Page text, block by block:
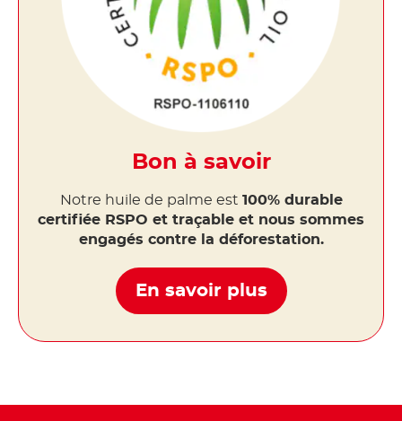
Bon à savoir
Notre huile de palme est 100% durable
certifiée RSPO et traçable et nous sommes
engagés contre la déforestation.
En savoir plus